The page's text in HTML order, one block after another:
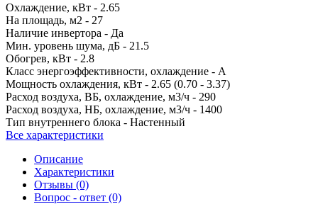
Охлаждение, кВт - 2.65
На площадь, м2 - 27
Наличие инвертора - Да
Мин. уровень шума, дБ - 21.5
Обогрев, кВт - 2.8
Класс энергоэффективности, охлаждение - A
Мощность охлаждения, кВт - 2.65 (0.70 - 3.37)
Расход воздуха, ВБ, охлаждение, м3/ч - 290
Расход воздуха, НБ, охлаждение, м3/ч - 1400
Тип внутреннего блока - Настенный
Все характеристики
Описание
Характеристики
Отзывы (0)
Вопрос - ответ (0)